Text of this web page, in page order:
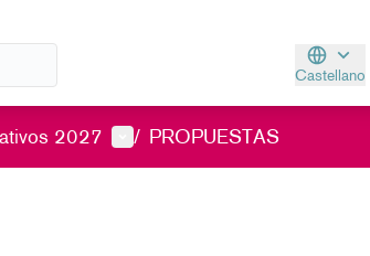
Castellano
Aukeratu
2027 Menú de usuario
/ PROPUESTAS